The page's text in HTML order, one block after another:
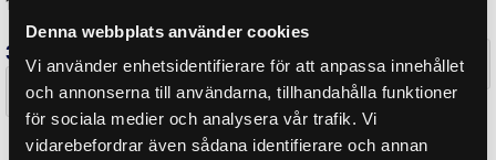
Denna webbplats använder cookies
Vi använder enhetsidentifierare för att anpassa innehållet
och annonserna till användarna, tillhandahålla funktioner
för sociala medier och analysera vår trafik. Vi
vidarebefordrar även sådana identifierare och annan
3 790
167kr/månad
LÄGG I VARUKORG
3 990kr
Delbetalning från
174kr/månad
LÄGG I VARUKORG